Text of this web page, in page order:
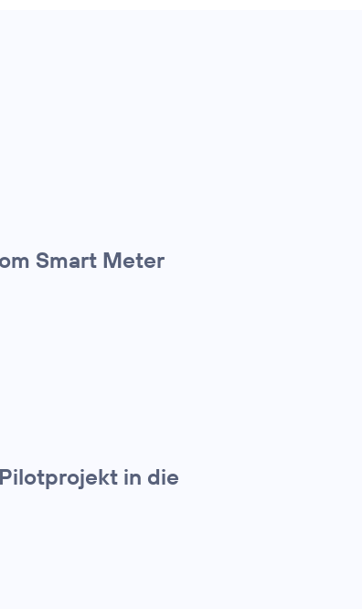
Smart Meter
in die